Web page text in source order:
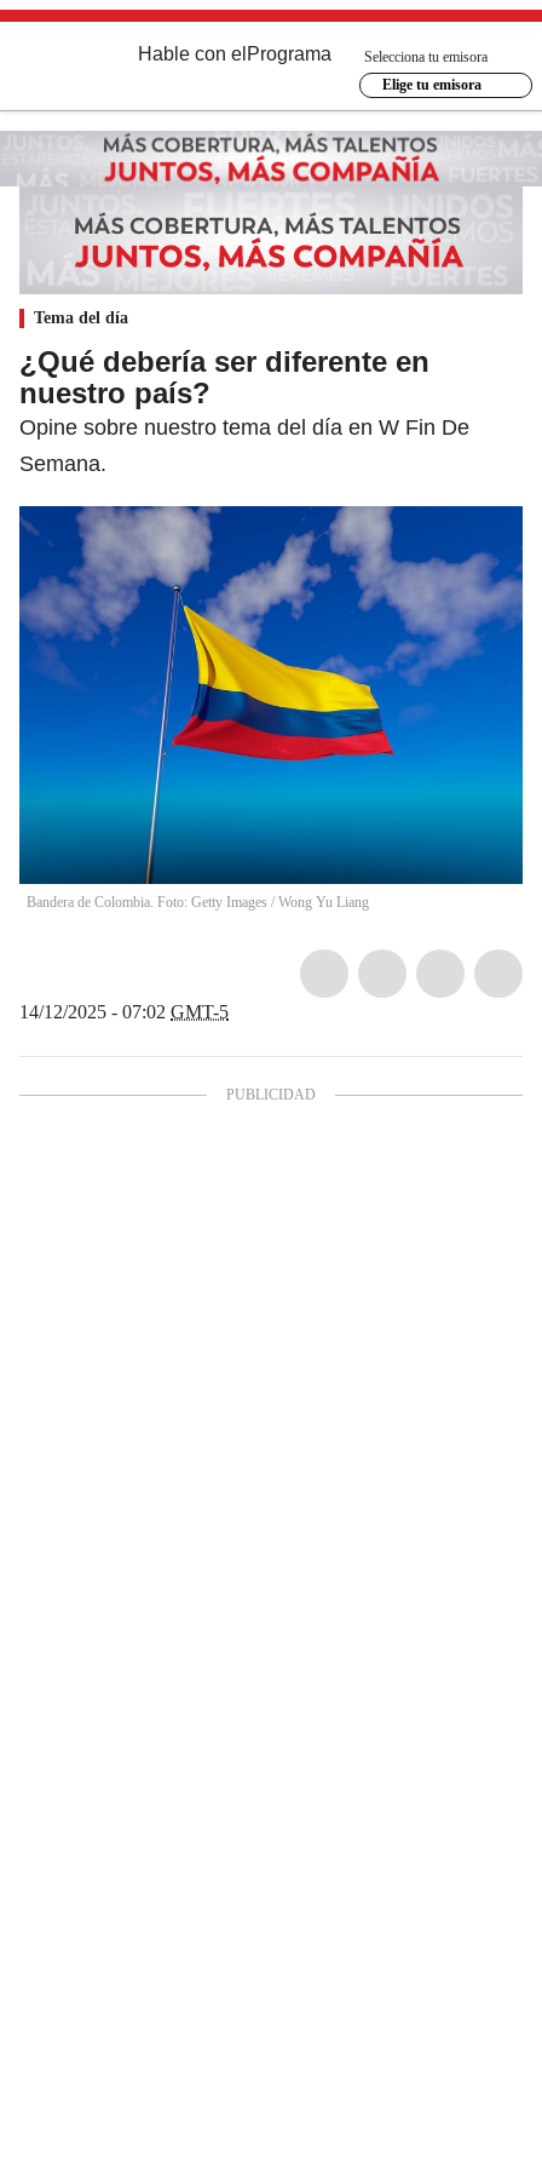
Hable con el Programa
Selecciona tu emisora
Elige tu emisora
Tema del día
¿Qué debería ser diferente en
nuestro país?
Opine sobre nuestro tema del día en W Fin De
Semana.
Bandera de Colombia. Foto: Getty Images / Wong Yu Liang
14/12/2025 - 07:02 GMT-5